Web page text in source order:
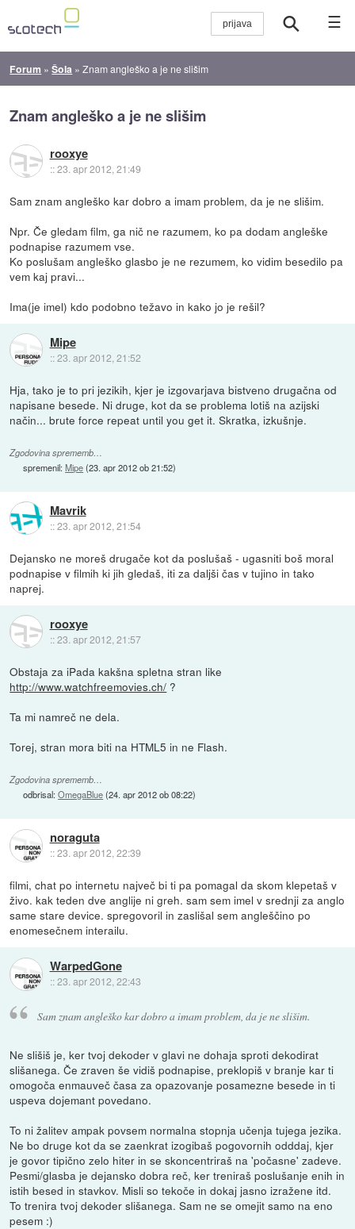
☰
Forum »Šola »Znam angleško a je ne slišim
Znam angleško a je ne slišim
rooxye
::23. apr 2012, 21:49
Sam znam angleško kar dobro a imam problem, da je ne slišim.
Npr. Če gledam film, ga nič ne razumem, ko pa dodam angleške
podnapise razumem vse.
Ko poslušam angleško glasbo je ne rezumem, ko vidim besedilo pa
vem kaj pravi...
Ima(je imel) kdo podobno težavo in kako jo je rešil?
Mipe
::23. apr 2012, 21:52
Hja, tako je to pri jezikih, kjer je izgovarjava bistveno drugačna od
napisane besede. Ni druge, kot da se problema lotiš na azijski
način... brute force repeat until you get it. Skratka, izkušnje.
Zgodovina sprememb…
spremenil:Mipe(23. apr 2012 ob 21:52)
Mavrik
::23. apr 2012, 21:54
Dejansko ne moreš drugače kot da poslušaš - ugasniti boš moral
podnapise v filmih ki jih gledaš, iti za daljši čas v tujino in tako
naprej.
rooxye
::23. apr 2012, 21:57
Obstaja za iPada kakšna spletna stran like
http://www.watchfreemovies.ch/ ?
Ta mi namreč ne dela.
Torej, stran mora biti na HTML5 in ne Flash.
Zgodovina sprememb…
odbrisal:OmegaBlue(24. apr 2012 ob 08:22)
noraguta
::23. apr 2012, 22:39
filmi, chat po internetu največ bi ti pa pomagal da skom klepetaš v
živo. kak teden dve anglije ni greh. sam sem imel v srednji za anglo
same stare device. spregovoril in zaslišal sem angleščino po
enomesečnem interailu.
WarpedGone
::23. apr 2012, 22:43
Sam znam angleško kar dobro a imam problem, da je ne slišim.
Ne slišiš je, ker tvoj dekoder v glavi ne dohaja sproti dekodirat
slišanega. Če zraven še vidiš podnapise, preklopiš v branje kar ti
omogoča enmauveč časa za opazovanje posamezne besede in ti
uspeva dojemant povedano.
To ni žalitev ampak povsem normalna stopnja učenja tujega jezika.
Ne bo druge kot da se zaenkrat izogibaš pogovornih odddaj, kjer
je govor tipično zelo hiter in se skoncentriraš na 'počasne' zadeve.
Pesmi/glasba je dejansko dobra reč, ker treniraš poslušanje enih in
istih besed in stavkov. Misli so tekoče in dokaj jasno izražene itd.
To trenira tvoj dekoder slišanega. Sam ne se omejit samo na eno
pesem :)